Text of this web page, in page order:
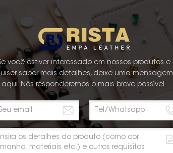
de materiais, personalização e
representam os principais
PU para embalagens e expositores de
Se você está considerando
de produtos, entre em contato
você estiver interessado em nossos produtos e
saber mais detalhes, deixe uma mensagem
aqui. Nós responderemos o mais breve possível.